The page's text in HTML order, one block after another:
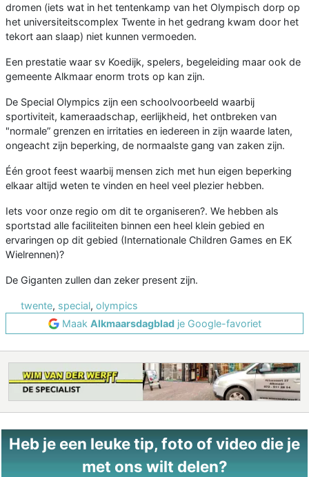
dromen (iets wat in het tentenkamp van het Olympisch dorp op
het universiteitscomplex Twente in het gedrang kwam door het
tekort aan slaap) niet kunnen vermoeden.
Een prestatie waar sv Koedijk, spelers, begeleiding maar ook de
gemeente Alkmaar enorm trots op kan zijn.
De Special Olympics zijn een schoolvoorbeeld waarbij
sportiviteit, kameraadschap, eerlijkheid, het ontbreken van
"normale” grenzen en irritaties en iedereen in zijn waarde laten,
ongeacht zijn beperking, de normaalste gang van zaken zijn.
Één groot feest waarbij mensen zich met hun eigen beperking
elkaar altijd weten te vinden en heel veel plezier hebben.
Iets voor onze regio om dit te organiseren?. We hebben als
sportstad alle faciliteiten binnen een heel klein gebied en
ervaringen op dit gebied (Internationale Children Games en EK
Wielrennen)?
De Giganten zullen dan zeker present zijn.
twente, special, olympics
Maak Alkmaarsdagbladje Google-favoriet
Heb je een leuke tip, foto of video die je
met ons wilt delen?